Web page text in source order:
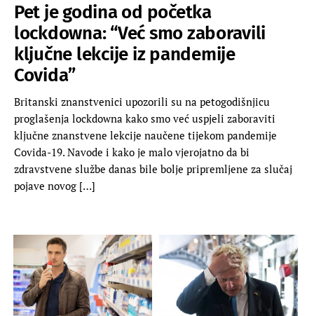
Pet je godina od početka
lockdowna: “Već smo zaboravili
ključne lekcije iz pandemije
Covida”
Britanski znanstvenici upozorili su na petogodišnjicu
proglašenja lockdowna kako smo već uspjeli zaboraviti
ključne znanstvene lekcije naučene tijekom pandemije
Covida-19. Navode i kako je malo vjerojatno da bi
zdravstvene službe danas bile bolje pripremljene za slučaj
pojave novog […]